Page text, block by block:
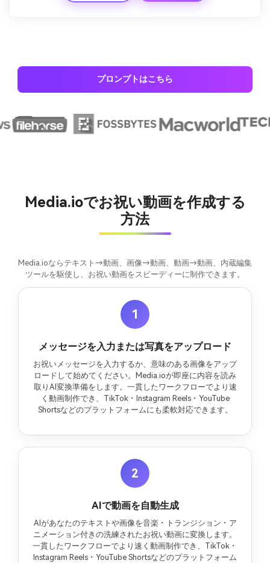
プロンプトはこちら
Media.ioでお祝い動画を作成する
方法
Media.ioならテキスト→動画、画像→動画、動画→動画、内蔵編集
ツールを駆使し、お祝い動画をスピーディーに制作できます。
1
メッセージを入力または写真をアップロード
お祝いメッセージを入力するか、意味のある画像をアップ
ロードして始めてください。Media.ioが即座に内容を読み
取りAI変換準備をします。一貫したワークフローでより速
く動画制作でき、TikTok・Instagram Reels・YouTube
Shortsなどのプラットフォームにも柔軟対応できます。
2
AIで動画を自動生成
AIがあなたのテキストや画像を音楽・トランジション・ア
ニメーション付きの洗練されたお祝い動画に変換します。
一貫したワークフローでより速く動画制作でき、TikTok・
Instagram Reels・YouTube Shortsなどのプラットフォーム